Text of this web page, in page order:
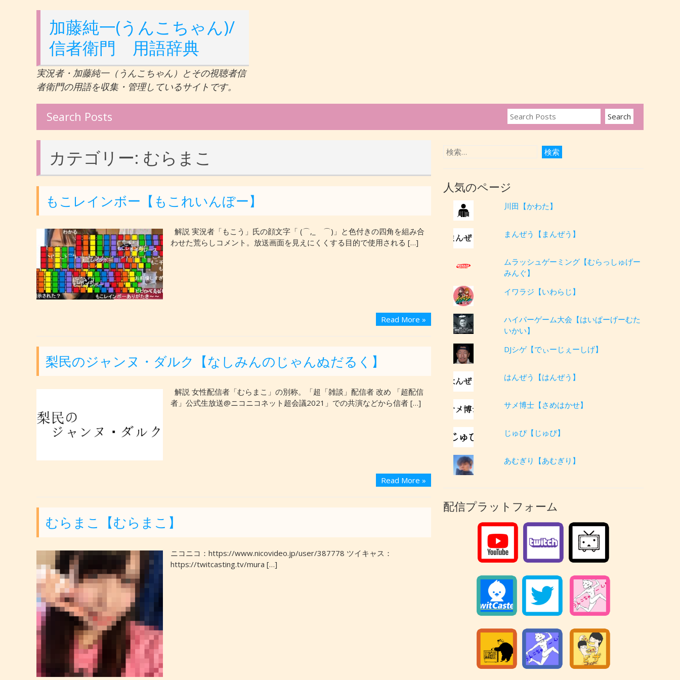
加藤純一(うんこちゃん)/
信者衛門 用語辞典
実況者・加藤純一（うんこちゃん）とその視聴者信
者衛門の用語を収集・管理しているサイトです。
Search Posts
カテゴリー: むらまこ
もこレインボー【もこれいんぼー】
解説 実況者「もこう」氏の顔文字「 (⌒,_ゝ⌒)」と色付きの四角を組み合
わせた荒らしコメント。放送画面を見えにくくする目的で使用される […]
Read More »
梨民のジャンヌ・ダルク【なしみんのじゃんぬだるく】
解説 女性配信者「むらまこ」の別称。「超「雑談」配信者 改め 「超配信
者」公式生放送@ニコニコネット超会議2021」での共演などから信者 […]
Read More »
むらまこ【むらまこ】
ニコニコ：https://www.nicovideo.jp/user/387778 ツイキャス：
https://twitcasting.tv/mura […]
人気のページ
川田【かわた】
まんぜう【まんぜう】
ムラッシュゲーミング【むらっしゅげー
みんぐ】
イワラジ【いわらじ】
ハイパーゲーム大会【はいぱーげーむた
いかい】
DJシゲ【でぃーじぇーしげ】
はんぜう【はんぜう】
サメ博士【さめはかせ】
じゅぴ【じゅぴ】
あむぎり【あむぎり】
配信プラットフォーム